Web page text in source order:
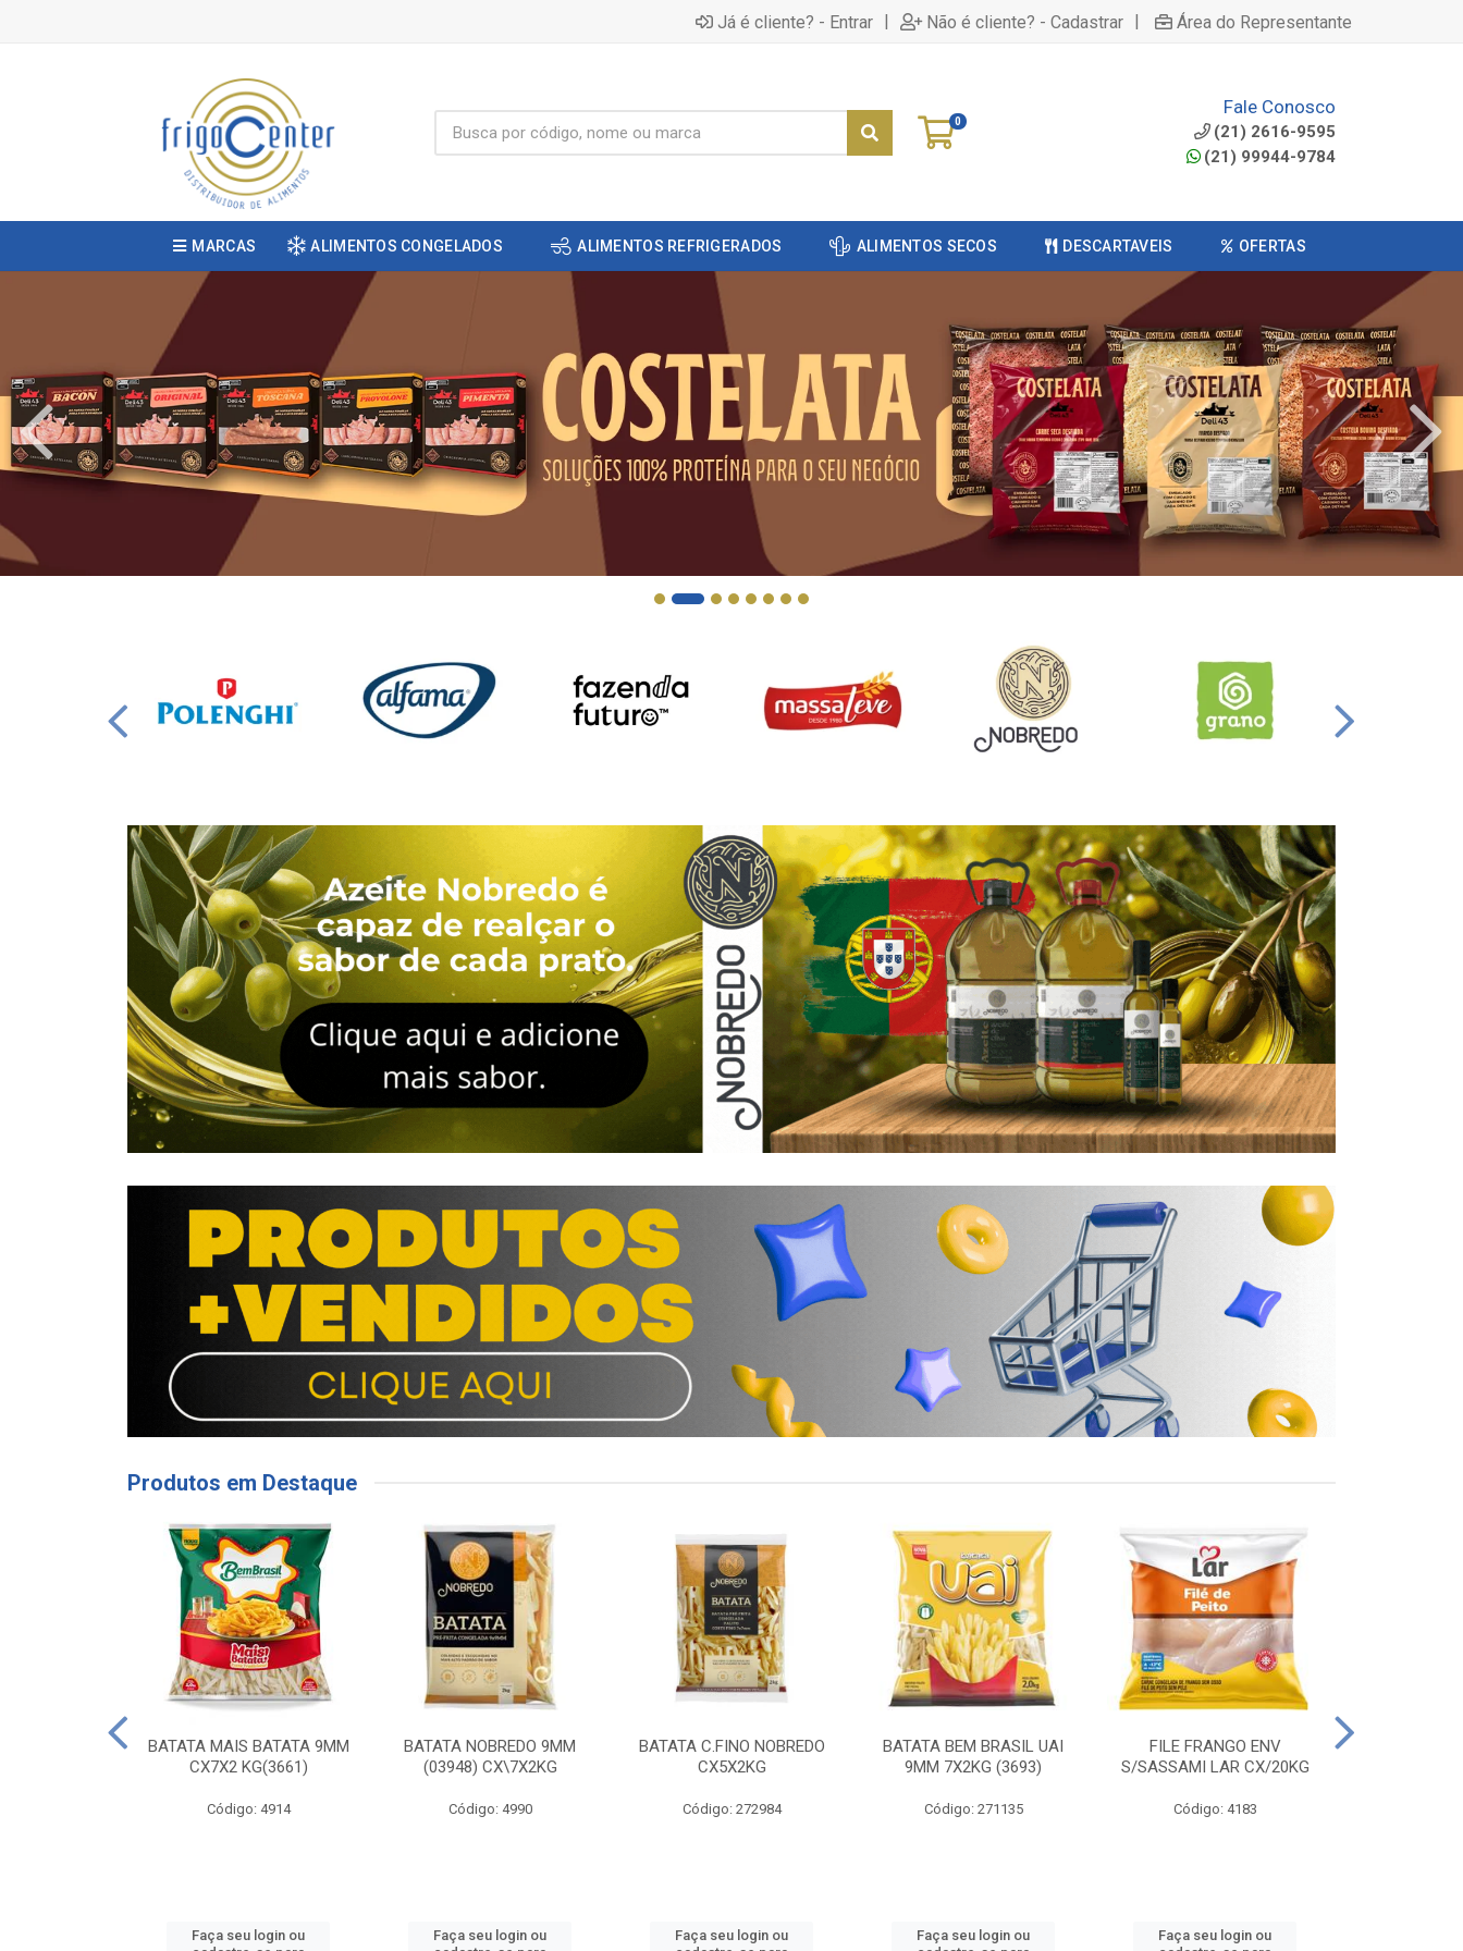
Já é cliente? - Entrar | Não é cliente? - Cadastrar | Área do Representante
0
Fale Conosco
(21) 2616-9595
(21) 99944-9784
MARCAS ALIMENTOS CONGELADOS ALIMENTOS REFRIGERADOS ALIMENTOS SECOS DESCARTAVEIS OFERTAS
Produtos em Destaque
BATATA MAIS BATATA 9MM
CX7X2 KG(3661)
Código: 4914
Faça seu login ou
BATATA NOBREDO 9MM
(03948) CX\7X2KG
Código: 4990
Faça seu login ou
BATATA C.FINO NOBREDO
CX5X2KG
Código: 272984
Faça seu login ou
BATATA BEM BRASIL UAI
9MM 7X2KG (3693)
Código: 271135
Faça seu login ou
FILE FRANGO ENV
S/SASSAMI LAR CX/20KG
Código: 4183
Faça seu login ou